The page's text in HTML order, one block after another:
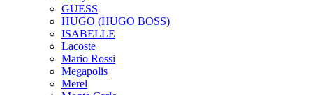
GUESS
HUGO (HUGO BOSS)
ISABELLE
Lacoste
Mario Rossi
Megapolis
Merel